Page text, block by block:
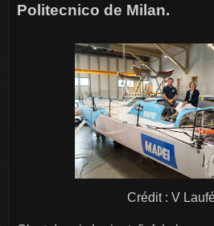
Politecnico de Milan.
Crédit : V